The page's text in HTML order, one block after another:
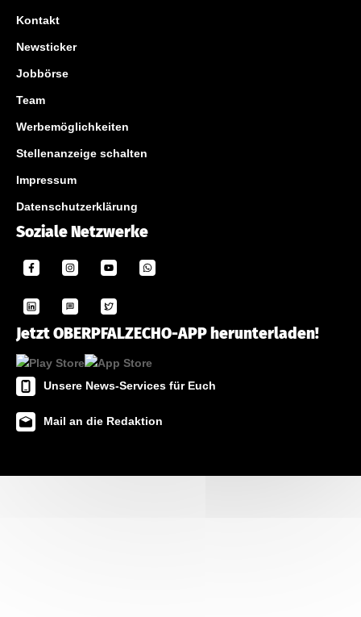
Kontakt
Newsticker
Jobbörse
Team
Werbemöglichkeiten
Stellenanzeige schalten
Impressum
Datenschutzerklärung
Soziale Netzwerke
Jetzt OBERPFALZECHO-APP herunterladen!
Unsere News-Services für Euch
Mail an die Redaktion